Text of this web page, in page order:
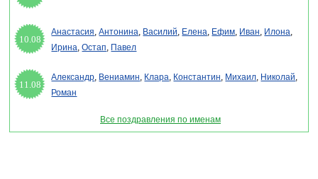
10.08
Анастасия,Антонина, Василий, Елена, Ефим, Иван, Илона,
Ирина,Остап, Павел
11.08
Александр, Вениамин, Клара, Константин, Михаил, Николай,
Роман
Все поздравления по именам